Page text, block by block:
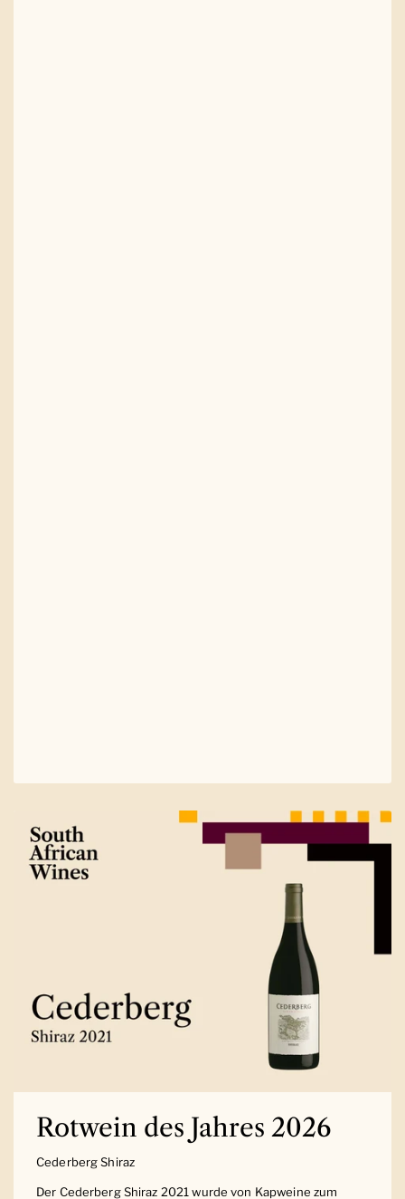
Rotwein des Jahres 2026
Cederberg Shiraz
Der Cederberg Shiraz 2021 wurde von Kapweine zum